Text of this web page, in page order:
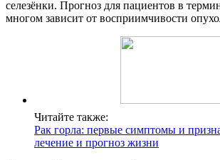
селезёнки. Прогноз для пациентов в
многом зависит от восприимчивости
Читайте также:
Рак горла: первые симптомы и
лечение и прогноз жизни